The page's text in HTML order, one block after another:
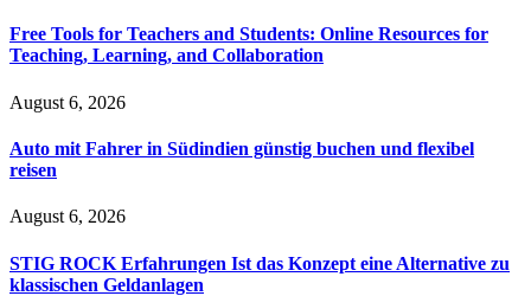
Free Tools for Teachers and Students: Online Resources for
Teaching, Learning, and Collaboration
August 6, 2026
Auto mit Fahrer in Südindien günstig buchen und flexibel
reisen
August 6, 2026
STIG ROCK Erfahrungen Ist das Konzept eine Alternative zu
klassischen Geldanlagen